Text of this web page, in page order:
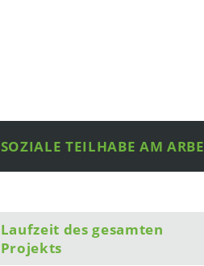
SOZIALE TEILHABE AM
Laufzeit des gesamten
Projekts